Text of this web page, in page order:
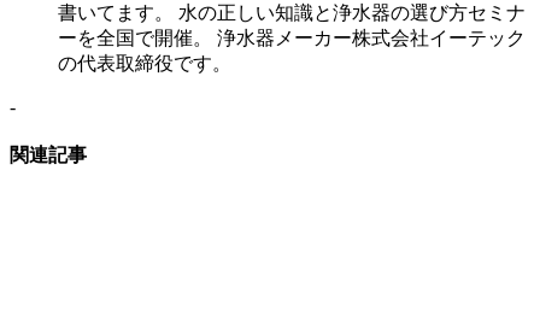
書いてます。 水の正しい知識と浄水器の選び方セミナ
ーを全国で開催。 浄水器メーカー株式会社イーテック
の代表取締役です。
-
関連記事